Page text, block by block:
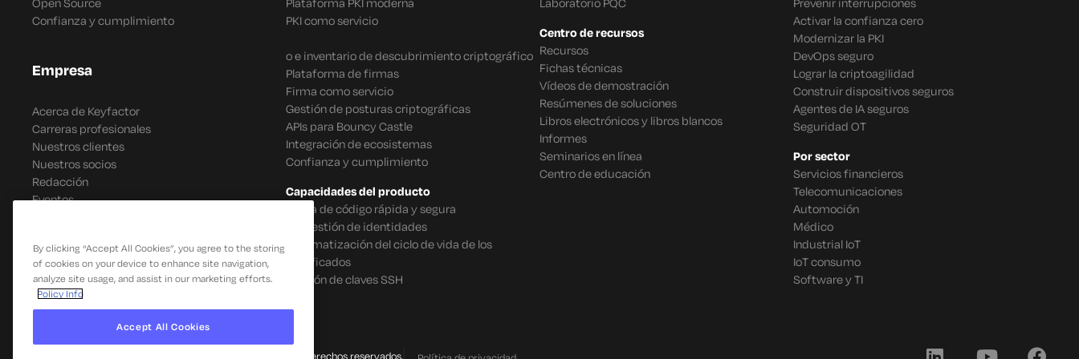
Open Source
Confianza y cumplimiento
Empresa
Acerca de Keyfactor
Carreras profesionales
Nuestros clientes
Nuestros socios
Redacción
Eventos
Plataforma PKI moderna
PKI como servicio
o e inventario de descubrimiento criptográfico
Plataforma de firmas
Firma como servicio
Gestión de posturas criptográficas
APIs para Bouncy Castle
Integración de ecosistemas
Confianza y cumplimiento
Capacidades del producto
Firma de código rápida y segura
IoT Gestión de identidades
Automatización del ciclo de vida de los
certificados
Gestión de claves SSH
Laboratorio PQC
Centro de recursos
Recursos
Fichas técnicas
Vídeos de demostración
Resúmenes de soluciones
Libros electrónicos y libros blancos
Informes
Seminarios en línea
Centro de educación
Prevenir interrupciones
Activar la confianza cero
Modernizar la PKI
DevOps seguro
Lograr la criptoagilidad
Construir dispositivos seguros
Agentes de IA seguros
Seguridad OT
Por sector
Servicios financieros
Telecomunicaciones
Automoción
Médico
Industrial IoT
IoT consumo
Software y TI
© 2026 Keyfactor. Todos los derechos reservados.
By clicking “Accept All Cookies”, you agree to the storing
of cookies on your device to enhance site navigation,
analyze site usage, and assist in our marketing efforts.
Policy Info
Accept All Cookies